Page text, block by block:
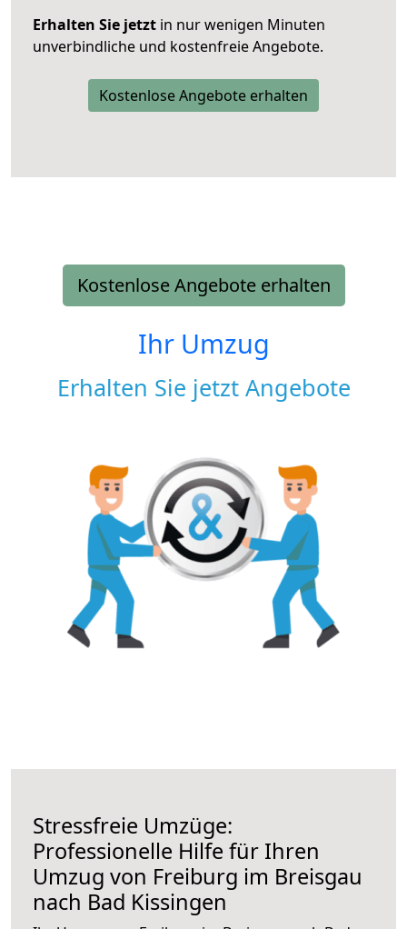
Erhalten Sie jetzt in nur wenigen Minuten
unverbindliche und kostenfreie Angebote.
Kostenlose Angebote erhalten
Kostenlose Angebote erhalten
Ihr Umzug
Erhalten Sie jetzt Angebote
Stressfreie Umzüge:
Professionelle Hilfe für Ihren
Umzug von Freiburg im Breisgau
nach Bad Kissingen